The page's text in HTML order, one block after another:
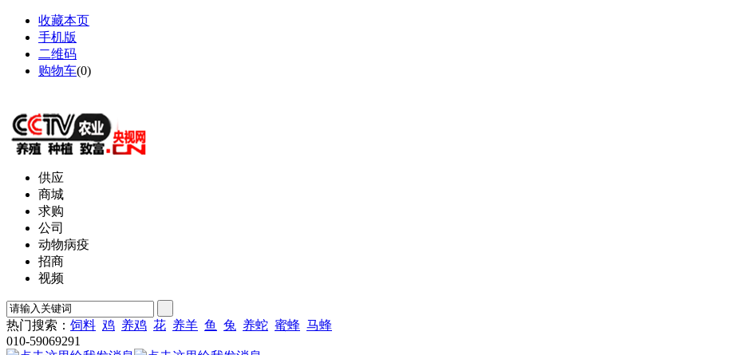
收藏本页
手机版
二维码
购物车(0)
供应
商城
求购
公司
动物病疫
招商
视频
热门搜索： 饲料 鸡 养鸡 花 养羊 鱼 兔 养蛇 蜜蜂 马蜂
010-59069291